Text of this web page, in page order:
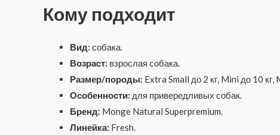
Кому подходит
Вид: собака.
Возраст: взрослая собака.
Размер/породы: Extra Small до 2 кг, Mini до 10
Особенности: для привередливых собак.
Бренд: Monge Natural Superpremium.
Линейка: Fresh.